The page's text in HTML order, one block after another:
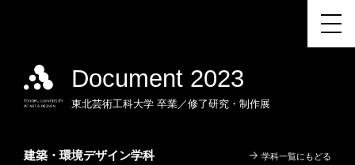
Document 2023
東北芸術工科大学 卒業／修了研究・制作展
学科一覧にもどる
建築・環境デザイン学科